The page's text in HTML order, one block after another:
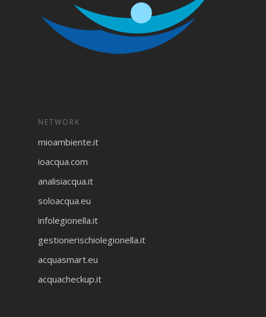
NETWORK
mioambiente.it
ioacqua.com
analisiacqua.it
soloacqua.eu
infolegionella.it
gestionerischiolegionella.it
acquasmart.eu
acquacheckup.it